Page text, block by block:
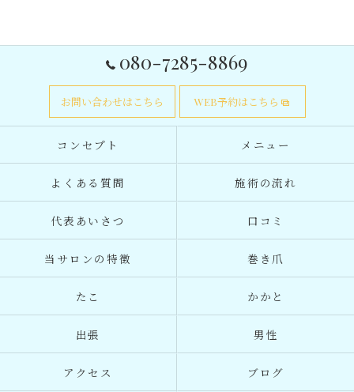
080-7285-8869
お問い合わせはこちら WEB予約はこちら
コンセプト メニュー
よくある質問 施術の流れ
代表あいさつ 口コミ
当サロンの特徴 巻き爪
たこ かかと
出張 男性
アクセス ブログ